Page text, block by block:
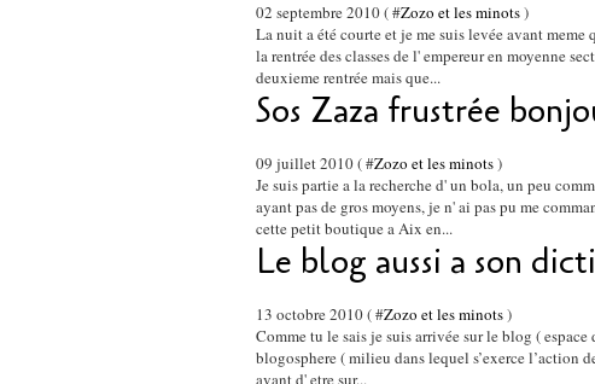
02 septembre 2010 ( #Zozo et les minots)
La nuit a été courte et je me suis levée avant
la rentrée des classes de l' empereur en moyenne
deuxieme rentrée mais que...
Sos Zaza frustrée
09 juillet 2010 ( #Zozo et les minots)
Je suis partie a la recherche d' un bola, un peu
ayant pas de gros moyens, je n' ai pas pu me
cette petit boutique a Aix en...
Le blog aussi a son
13 octobre 2010 ( #Zozo et les minots)
Comme tu le sais je suis arrivée sur le blog (
blogosphere ( milieu dans lequel s’exerce l’action
avant d' etre sur...